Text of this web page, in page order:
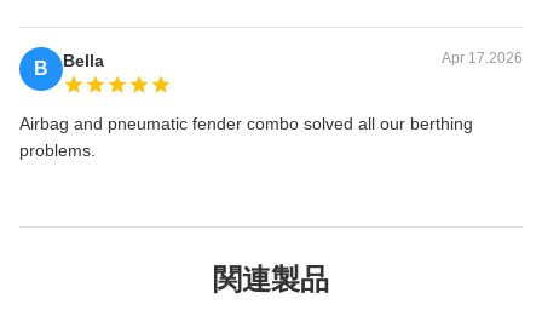
B Bella Apr 17.2026
Airbag and pneumatic fender combo solved all our berthing
problems.
関連製品